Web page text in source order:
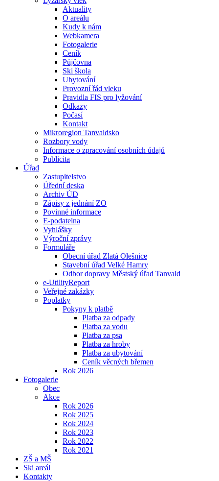
Aktuality
O areálu
Kudy k nám
Webkamera
Fotogalerie
Ceník
Půjčovna
Ski škola
Ubytování
Provozní řád vleku
Pravidla FIS pro lyžování
Odkazy
Počasí
Kontakt
Mikroregion Tanvaldsko
Rozbory vody
Informace o zpracování osobních údajů
Publicita
Úřad
Zastupitelstvo
Úřední deska
Archiv ÚD
Zápisy z jednání ZO
Povinné informace
E-podatelna
Vyhlášky
Výroční zprávy
Formuláře
Obecní úřad Zlatá Olešnice
Stavební úřad Velké Hamry
Odbor dopravy Městský úřad Tanvald
e-UtilityReport
Veřejné zakázky
Poplatky
Pokyny k platbě
Platba za odpady
Platba za vodu
Platba za psa
Platba za hroby
Platba za ubytování
Ceník věcných břemen
Rok 2026
Fotogalerie
Obec
Akce
Rok 2026
Rok 2025
Rok 2024
Rok 2023
Rok 2022
Rok 2021
ZŠ a MŠ
Ski areál
Kontakty